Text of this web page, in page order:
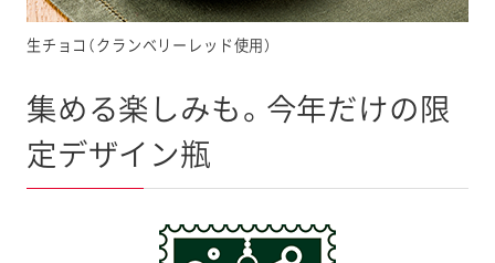
生チョコ（クランベリーレッド使用）
集める楽しみも。今年だけの限
定デザイン瓶